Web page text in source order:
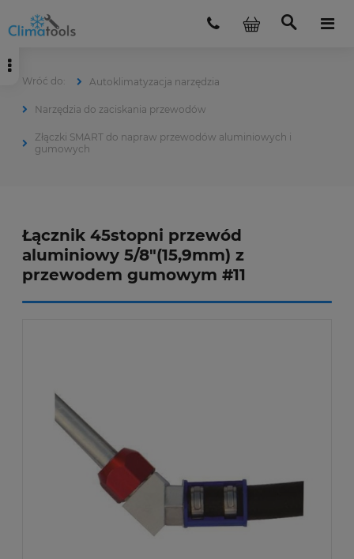
Autoklimatyzacja narzędzia
Narzędzia do zaciskania przewodów
Złączki SMART do napraw przewodów aluminiowych i
gumowych
Łącznik 45stopni przewód
aluminiowy 5/8"(15,9mm) z
przewodem gumowym #11